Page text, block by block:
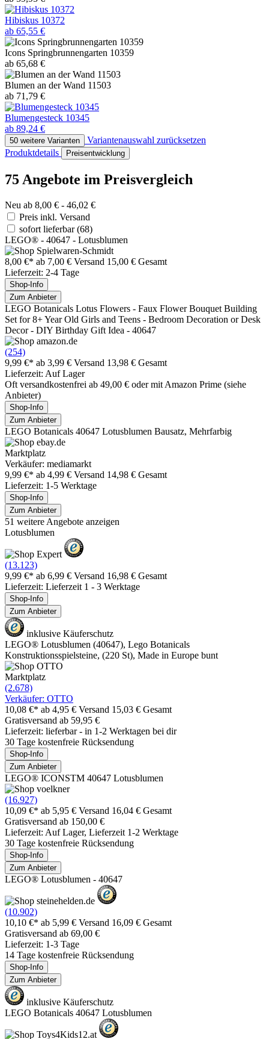
Hibiskus 10372
ab 65,55 €
Icons Springbrunnengarten 10359
ab 65,68 €
Blumen an der Wand 11503
ab 71,79 €
Blumengesteck 10345
ab 89,24 €
50 weitere Varianten
Variantenauswahl zurücksetzen
Produktdetails
Preisentwicklung
75 Angebote im Preisvergleich
Neu ab 8,00 € - 46,02 €
Preis inkl. Versand
sofort lieferbar(68)
LEGO® - 40647 - Lotusblumen
8,00 €* ab 7,00 € Versand 15,00 € Gesamt
Lieferzeit: 2-4 Tage
Shop-Info
Zum Anbieter
LEGO Botanicals Lotus Flowers - Faux Flower Bouquet Building
Set for 8+ Year Old Girls and Teens - Bedroom Decoration or Desk
Decor - DIY Birthday Gift Idea - 40647
(254)
9,99 €* ab 3,99 € Versand 13,98 € Gesamt
Lieferzeit: Auf Lager
Oft versandkostenfrei ab 49,00 € oder mit Amazon Prime (siehe
Anbieter)
Shop-Info
Zum Anbieter
LEGO Botanicals 40647 Lotusblumen Bausatz, Mehrfarbig
Marktplatz
Verkäufer: mediamarkt
9,99 €* ab 4,99 € Versand 14,98 € Gesamt
Lieferzeit: 1-5 Werktage
Shop-Info
Zum Anbieter
51 weitere Angebote anzeigen
Lotusblumen
(13.123)
9,99 €* ab 6,99 € Versand 16,98 € Gesamt
Lieferzeit: Lieferzeit 1 - 3 Werktage
Shop-Info
Zum Anbieter
inklusive Käuferschutz
LEGO® Lotusblumen (40647), Lego Botanicals
Konstruktionsspielsteine, (220 St), Made in Europe bunt
Marktplatz
(2.678)
Verkäufer: OTTO
10,08 €* ab 4,95 € Versand 15,03 € Gesamt
Gratisversand ab 59,95 €
Lieferzeit: lieferbar - in 1-2 Werktagen bei dir
30 Tage kostenfreie Rücksendung
Shop-Info
Zum Anbieter
LEGO® ICONSTM 40647 Lotusblumen
(16.927)
10,09 €* ab 5,95 € Versand 16,04 € Gesamt
Gratisversand ab 150,00 €
Lieferzeit: Auf Lager, Lieferzeit 1-2 Werktage
30 Tage kostenfreie Rücksendung
Shop-Info
Zum Anbieter
LEGO® Lotusblumen - 40647
(10.902)
10,10 €* ab 5,99 € Versand 16,09 € Gesamt
Gratisversand ab 69,00 €
Lieferzeit: 1-3 Tage
14 Tage kostenfreie Rücksendung
Shop-Info
Zum Anbieter
inklusive Käuferschutz
LEGO Botanicals 40647 Lotusblumen